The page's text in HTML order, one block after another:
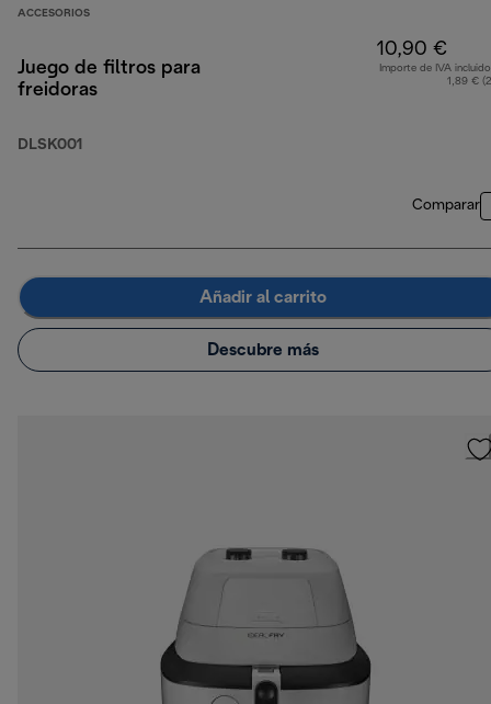
ACCESORIOS
Juego de filtros para
freidoras
DLSK001
10,90 €
Importe de IVA
1,89 €
Comparar
Añadir al carrito
Descubre más